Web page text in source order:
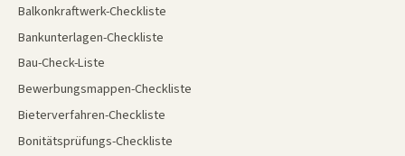
Balkonkraftwerk-Checkliste
Bankunterlagen-Checkliste
Bau-Check-Liste
Bewerbungsmappen-Checkliste
Bieterverfahren-Checkliste
Bonitätsprüfungs-Checkliste